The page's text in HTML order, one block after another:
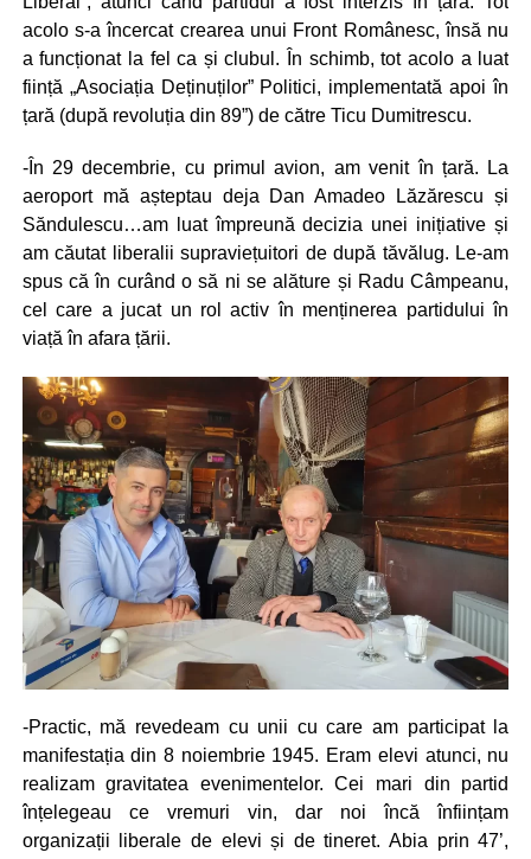
acolo s-a încercat crearea unui Front Românesc, însă nu
a funcționat la fel ca și clubul. În schimb, tot acolo a luat
ființă „Asociația Deținuților” Politici, implementată apoi în
țară (după revoluția din 89”) de către Ticu Dumitrescu.
-În 29 decembrie, cu primul avion, am venit în țară. La
aeroport mă așteptau deja Dan Amadeo Lăzărescu și
Săndulescu…am luat împreună decizia unei inițiative și
am căutat liberalii supraviețuitori de după tăvălug. Le-am
spus că în curând o să ni se alăture și Radu Câmpeanu,
cel care a jucat un rol activ în menținerea partidului în
viață în afara țării.
-Practic, mă revedeam cu unii cu care am participat la
manifestația din 8 noiembrie 1945. Eram elevi atunci, nu
realizam gravitatea evenimentelor. Cei mari din partid
înțelegeau ce vremuri vin, dar noi încă înființam
organizații liberale de elevi și de tineret. Abia prin 47’,